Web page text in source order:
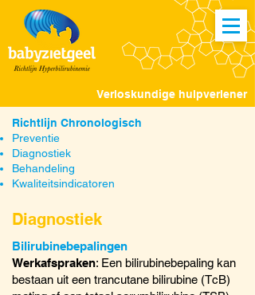
Verloskundige hulpverlener
Richtlijn Chronologisch
Preventie
Diagnostiek
Behandeling
Kwaliteitsindicatoren
Diagnostiek
Bilirubinebepalingen
Werkafspraken: Een bilirubinebepaling kan
bestaan uit een trancutane bilirubine (TcB)